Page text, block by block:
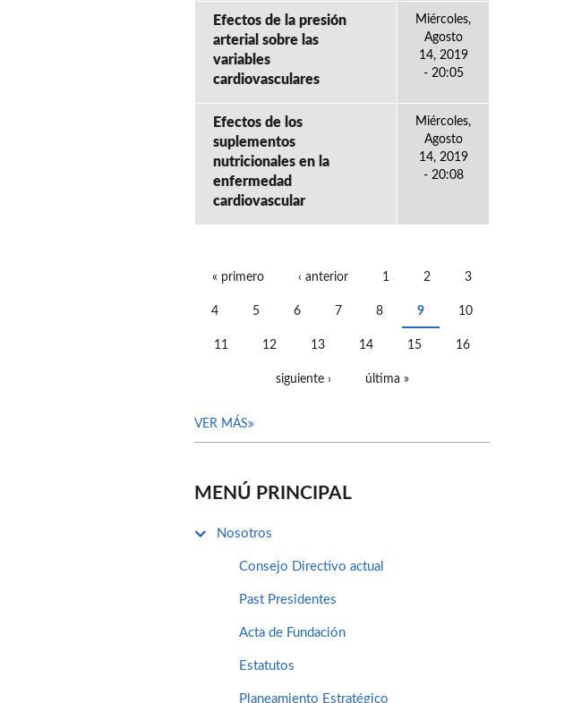
Efectos de la presión
arterial sobre las
variables
cardiovasculares
Miércoles,
Agosto
14, 2019
- 20:05
Efectos de los
suplementos
nutricionales en la
enfermedad
cardiovascular
Miércoles,
Agosto
14, 2019
- 20:08
« primero ‹ anterior 1 2 3
4 5 6 7 8 9 10
11 12 13 14 15 16
siguiente › última »
VER MÁS
MENÚ PRINCIPAL
Nosotros
Consejo Directivo actual
Past Presidentes
Acta de Fundación
Estatutos
Planeamiento Estratégico